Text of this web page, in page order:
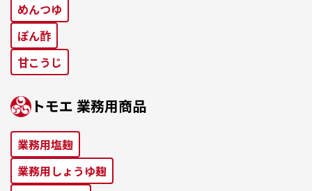
めんつゆ
ぽん酢
⽢こうじ
トモエ 業務⽤商品
業務⽤塩麹
業務⽤しょうゆ麹